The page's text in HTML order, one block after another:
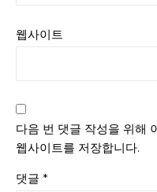
웹사이트
다음 번 댓글 작성을 위해
웹사이트를 저장합니다.
댓글 *